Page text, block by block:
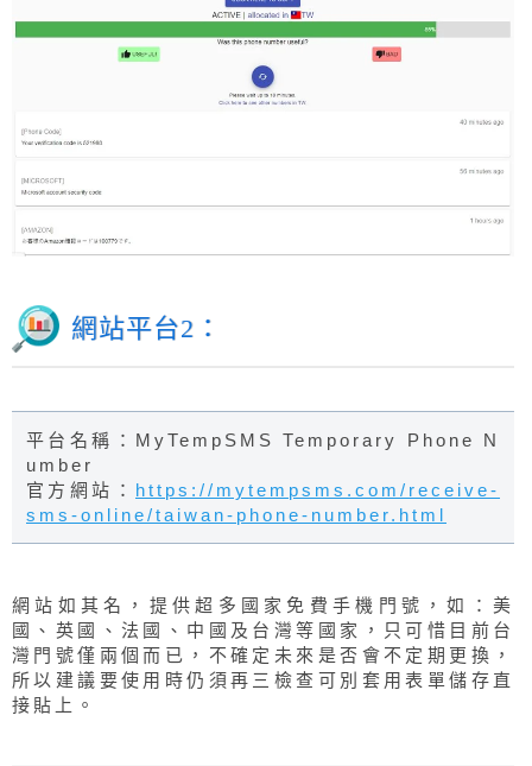
網站平台2：
平台名稱：MyTempSMS Temporary Phone N
umber
官方網站： https://mytempsms.com/receive-
sms-online/taiwan-phone-number.html
網站如其名，提供超多國家免費手機門號，如：美
國、英國、法國、中國及台灣等國家，只可惜目前台
灣門號僅兩個而已，不確定未來是否會不定期更換，
所以建議要使用時仍須再三檢查可別套用表單儲存直
接貼上。